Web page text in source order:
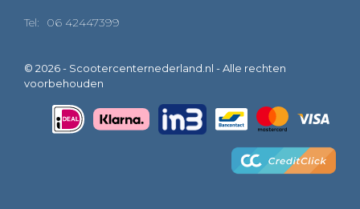
Tel: 06 42447399
© 2026 - Scootercenternederland.nl - Alle rechten
voorbehouden